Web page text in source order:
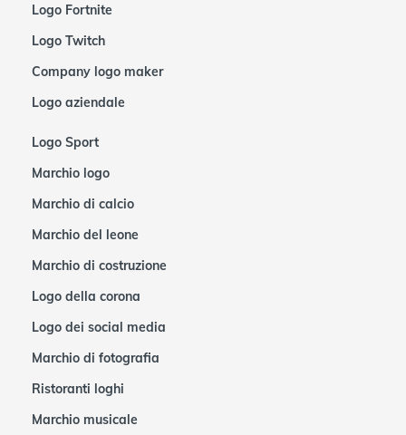
Logo Fortnite
Logo Twitch
Company logo maker
Logo aziendale
Logo Sport
Marchio logo
Marchio di calcio
Marchio del leone
Marchio di costruzione
Logo della corona
Logo dei social media
Marchio di fotografia
Ristoranti loghi
Marchio musicale